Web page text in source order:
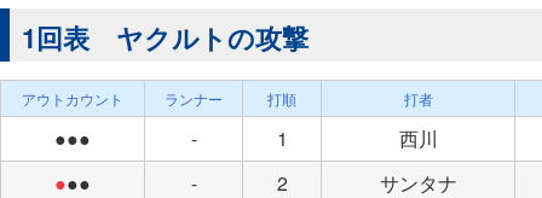
1回表 ヤクルトの攻撃
アウトカウント ランナー 打順 打者
●●● - 1
西川
●●● - 2
サンタナ